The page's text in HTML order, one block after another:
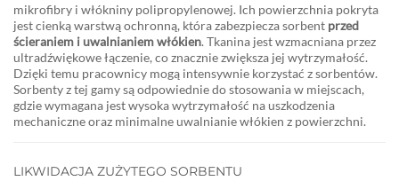
mikrofibry i włókniny polipropylenowej. Ich powierzchnia pokryta
jest cienką warstwą ochronną, która zabezpiecza sorbent przed
ścieraniem i uwalnianiem włókien. Tkanina jest wzmacniana przez
ultradźwiękowe łączenie, co znacznie zwiększa jej wytrzymałość.
Dzięki temu pracownicy mogą intensywnie korzystać z sorbentów.
Sorbenty z tej gamy są odpowiednie do stosowania w miejscach,
gdzie wymagana jest wysoka wytrzymałość na uszkodzenia
mechaniczne oraz minimalne uwalnianie włókien z powierzchni.
LIKWIDACJA ZUŻYTEGO SORBENTU